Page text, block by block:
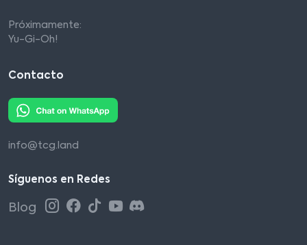
Próximamente:
Yu-Gi-Oh!
Contacto
info@tcg.land
Síguenos en Redes
Blog